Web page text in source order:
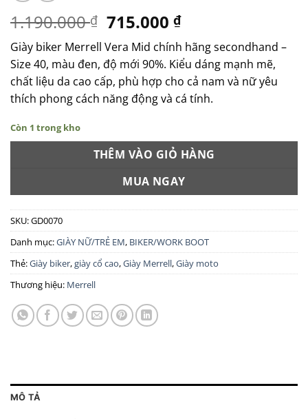
1.190.000₫ Giá
gốc
là:
1.190.000 ₫.
715.000₫Giá
hiện
tại
là:
715.000 ₫.
Giày biker Merrell Vera Mid chính hãng secondhand –
Size 40, màu đen, độ mới 90%. Kiểu dáng mạnh mẽ,
chất liệu da cao cấp, phù hợp cho cả nam và nữ yêu
thích phong cách năng động và cá tính.
Còn 1 trong kho
THÊM VÀO GIỎ HÀNG
MUA NGAY
SKU:GD0070
Danh mục:GIÀY NỮ/TRẺ EM, BIKER/WORK BOOT
Thẻ:Giày biker,giày cổ cao,Giày Merrell,Giày moto
Thương hiệu: Merrell
MÔ TẢ